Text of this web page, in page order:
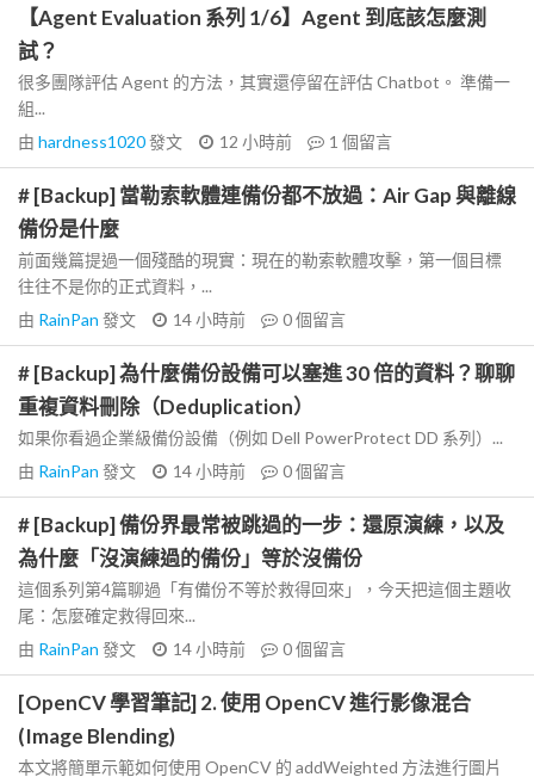
【Agent Evaluation 系列 1/6】Agent 到底該怎麼測
試？
很多團隊評估 Agent 的方法，其實還停留在評估 Chatbot。 準備一
組...
由 hardness1020發文 12 小時前 1 個留言
# [Backup] 當勒索軟體連備份都不放過：Air Gap 與離線
備份是什麼
前面幾篇提過一個殘酷的現實：現在的勒索軟體攻擊，第一個目標
往往不是你的正式資料，...
由 RainPan 發文 14 小時前 0個留言
# [Backup] 為什麼備份設備可以塞進 30 倍的資料？聊聊
重複資料刪除（Deduplication）
如果你看過企業級備份設備（例如 Dell PowerProtect DD 系列）...
由 RainPan 發文 14 小時前 0個留言
# [Backup] 備份界最常被跳過的一步：還原演練，以及
為什麼「沒演練過的備份」等於沒備份
這個系列第4篇聊過「有備份不等於救得回來」，今天把這個主題收
尾：怎麼確定救得回來...
由 RainPan 發文 14 小時前 0個留言
[OpenCV 學習筆記] 2. 使用 OpenCV 進行影像混合
(Image Blending)
本文將簡單示範如何使用 OpenCV 的 addWeighted 方法進行圖片